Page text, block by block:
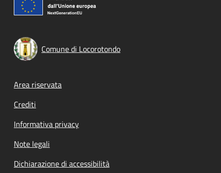
Comune di Locorotondo
Footer menu
Area riservata
Crediti
Informativa privacy
Note legali
Dichiarazione di accessibilità